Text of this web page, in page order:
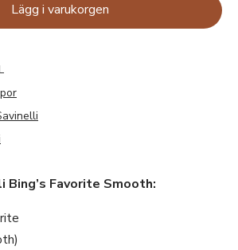
Lägg i varukorgen
Favorite Smooth: